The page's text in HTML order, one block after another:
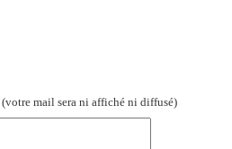
(votre mail sera ni affiché ni diffusé)